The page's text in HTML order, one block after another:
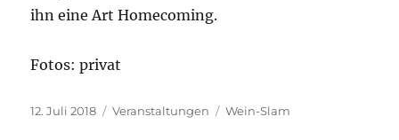
ihn eine Art Homecoming.
Fotos: privat
Veröffentlicht
12. Juli 2018 Kategorien
Veranstaltungen Schlagwörter
Wein-Slam